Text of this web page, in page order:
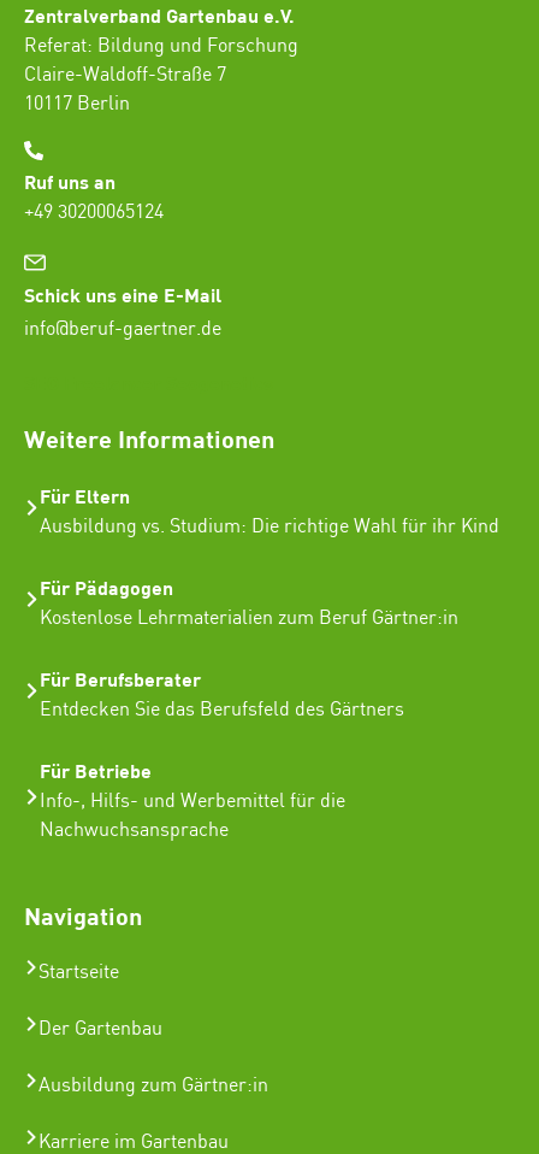
Zentralverband Gartenbau e.V.
Referat: Bildung und Forschung
Claire-Waldoff-Straße 7
10117 Berlin
Ruf uns an
+49 30200065124
Schick uns eine E-Mail
info@beruf-gaertner.de
Weitere Informationen
Für Eltern
Ausbildung vs. Studium: Die richtige Wahl für ihr Kind
Für Pädagogen
Kostenlose Lehrmaterialien zum Beruf Gärtner:in
Für Berufsberater
Entdecken Sie das Berufsfeld des Gärtners
Für Betriebe
Info-, Hilfs- und Werbemittel für die
Nachwuchsansprache
Navigation
Startseite
Der Gartenbau
Ausbildung zum Gärtner:in
Karriere im Gartenbau